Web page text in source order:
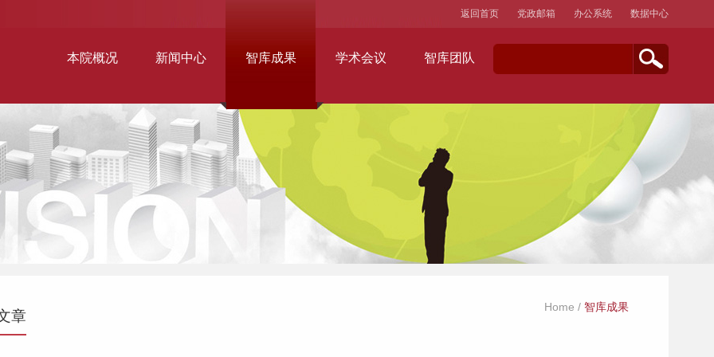
本院概况 新闻中心 智库成果 学术会议 智库团队
返回首页 党政邮箱 办公系统 数据中心
章
Home / 智库成果